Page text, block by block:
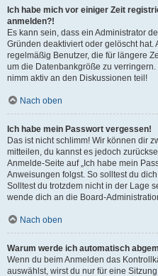
Ich habe mich vor einiger Zeit
anmelden?!
Es kann sein, dass ein Administrator
Gründen deaktiviert oder gelöscht
regelmäßig Benutzer, die für längere
um die Datenbankgröße zu
nimm aktiv an den Diskussionen teil!
Nach oben
Ich habe mein Passwort vergessen!
Das ist nicht schlimm! Wir können dir
mitteilen, du kannst es jedoch
Anmelde-Seite auf „Ich habe mein
Anweisungen folgst. So solltest du
Solltest du trotzdem nicht in der Lage
wende dich an die Board-
Nach oben
Warum werde ich automatisch
Wenn du beim Anmelden das
auswählst, wirst du nur für eine